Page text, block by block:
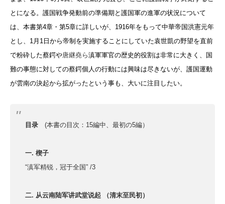
とになる。護国戦争発動前の準備期と護国軍の進軍の状況について
は、本書第4章・第5章に詳しいが、1916年をもって中華帝国洪憲元年
とし、1月1日から帝制を実施することにしていた袁世凱の野望を直前
で粉砕した蔡鍔や唐継堯ら滇軍軍官の歴史的役割は非常に大きく、国
難の事態に対しての蔡鍔個人の行動には興味は尽きないが、護国運動
が雲南の決起から拡がったという事も、大いに注目したい。
目录 (本書の目次：15編中、最初の5編）
一. 楔子
“滇军精锐，冠于全国” /3
二. 从云南陆军讲武堂说起 （清末至民初）